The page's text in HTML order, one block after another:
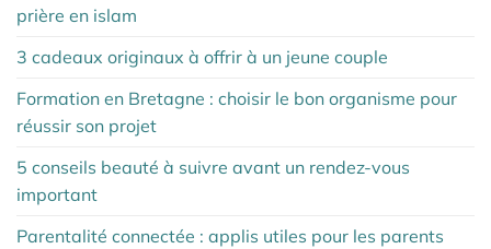
prière en islam
3 cadeaux originaux à offrir à un jeune couple
Formation en Bretagne : choisir le bon organisme pour
réussir son projet
5 conseils beauté à suivre avant un rendez-vous
important
Parentalité connectée : applis utiles pour les parents